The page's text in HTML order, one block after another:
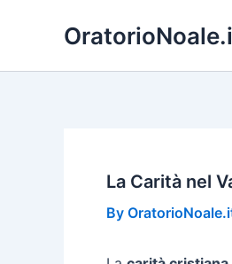
La Carità nel
By